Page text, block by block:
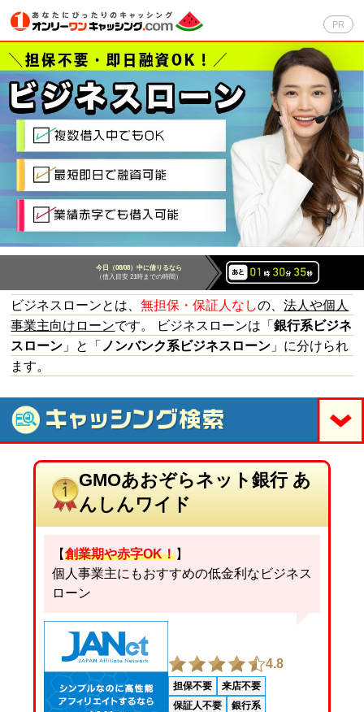
PR
今日（08/08）中に借りるなら
（借入目安 21時までの時間）
ビジネスローンとは、無担保・保証人なしの、法人や個人
事業主向けローンです。 ビジネスローンは「銀行系ビジネ
スローン 」と「 ノンバンク系ビジネスローン 」に分けられ
ます。
GMOあおぞらネット銀行 あ
んしんワイド
【創業期や赤字OK！】
個人事業主にもおすすめの低金利なビジネス
ローン
4.8
担保不要
来店不要
保証人不要
銀行系
即日融資キャッシング
自動審査キャッシング
銀行カードローン
クレジットカード
ビジネスローン
レディースローン
キャッシング一覧比較